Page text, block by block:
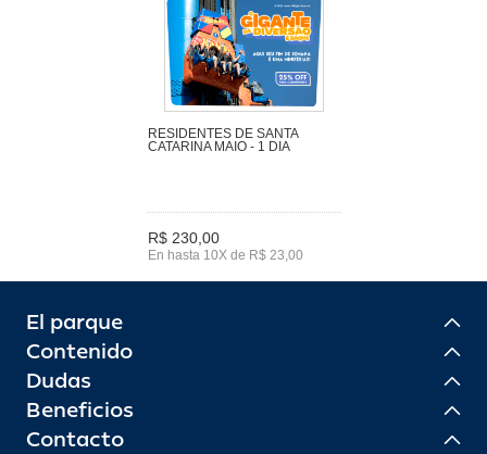
RESIDENTES DE SANTA
CATARINA MAIO - 1 DIA
R$ 230,00
En hasta 10X de R$ 23,00
El parque
Contenido
Dudas
Beneficios
Contacto